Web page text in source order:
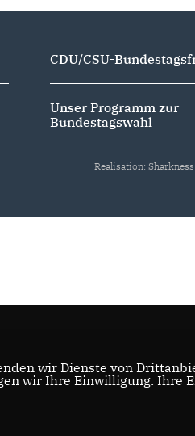
CDU/CSU-
Unser Programm zur
Bundestagswahl
Realisation:
wir Dienste von
wir Ihre Einwilligung. Ihre